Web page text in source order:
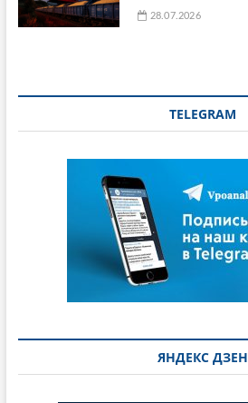
28.07.2026
TELEGRAM
ЯНДЕКС ДЗЕН